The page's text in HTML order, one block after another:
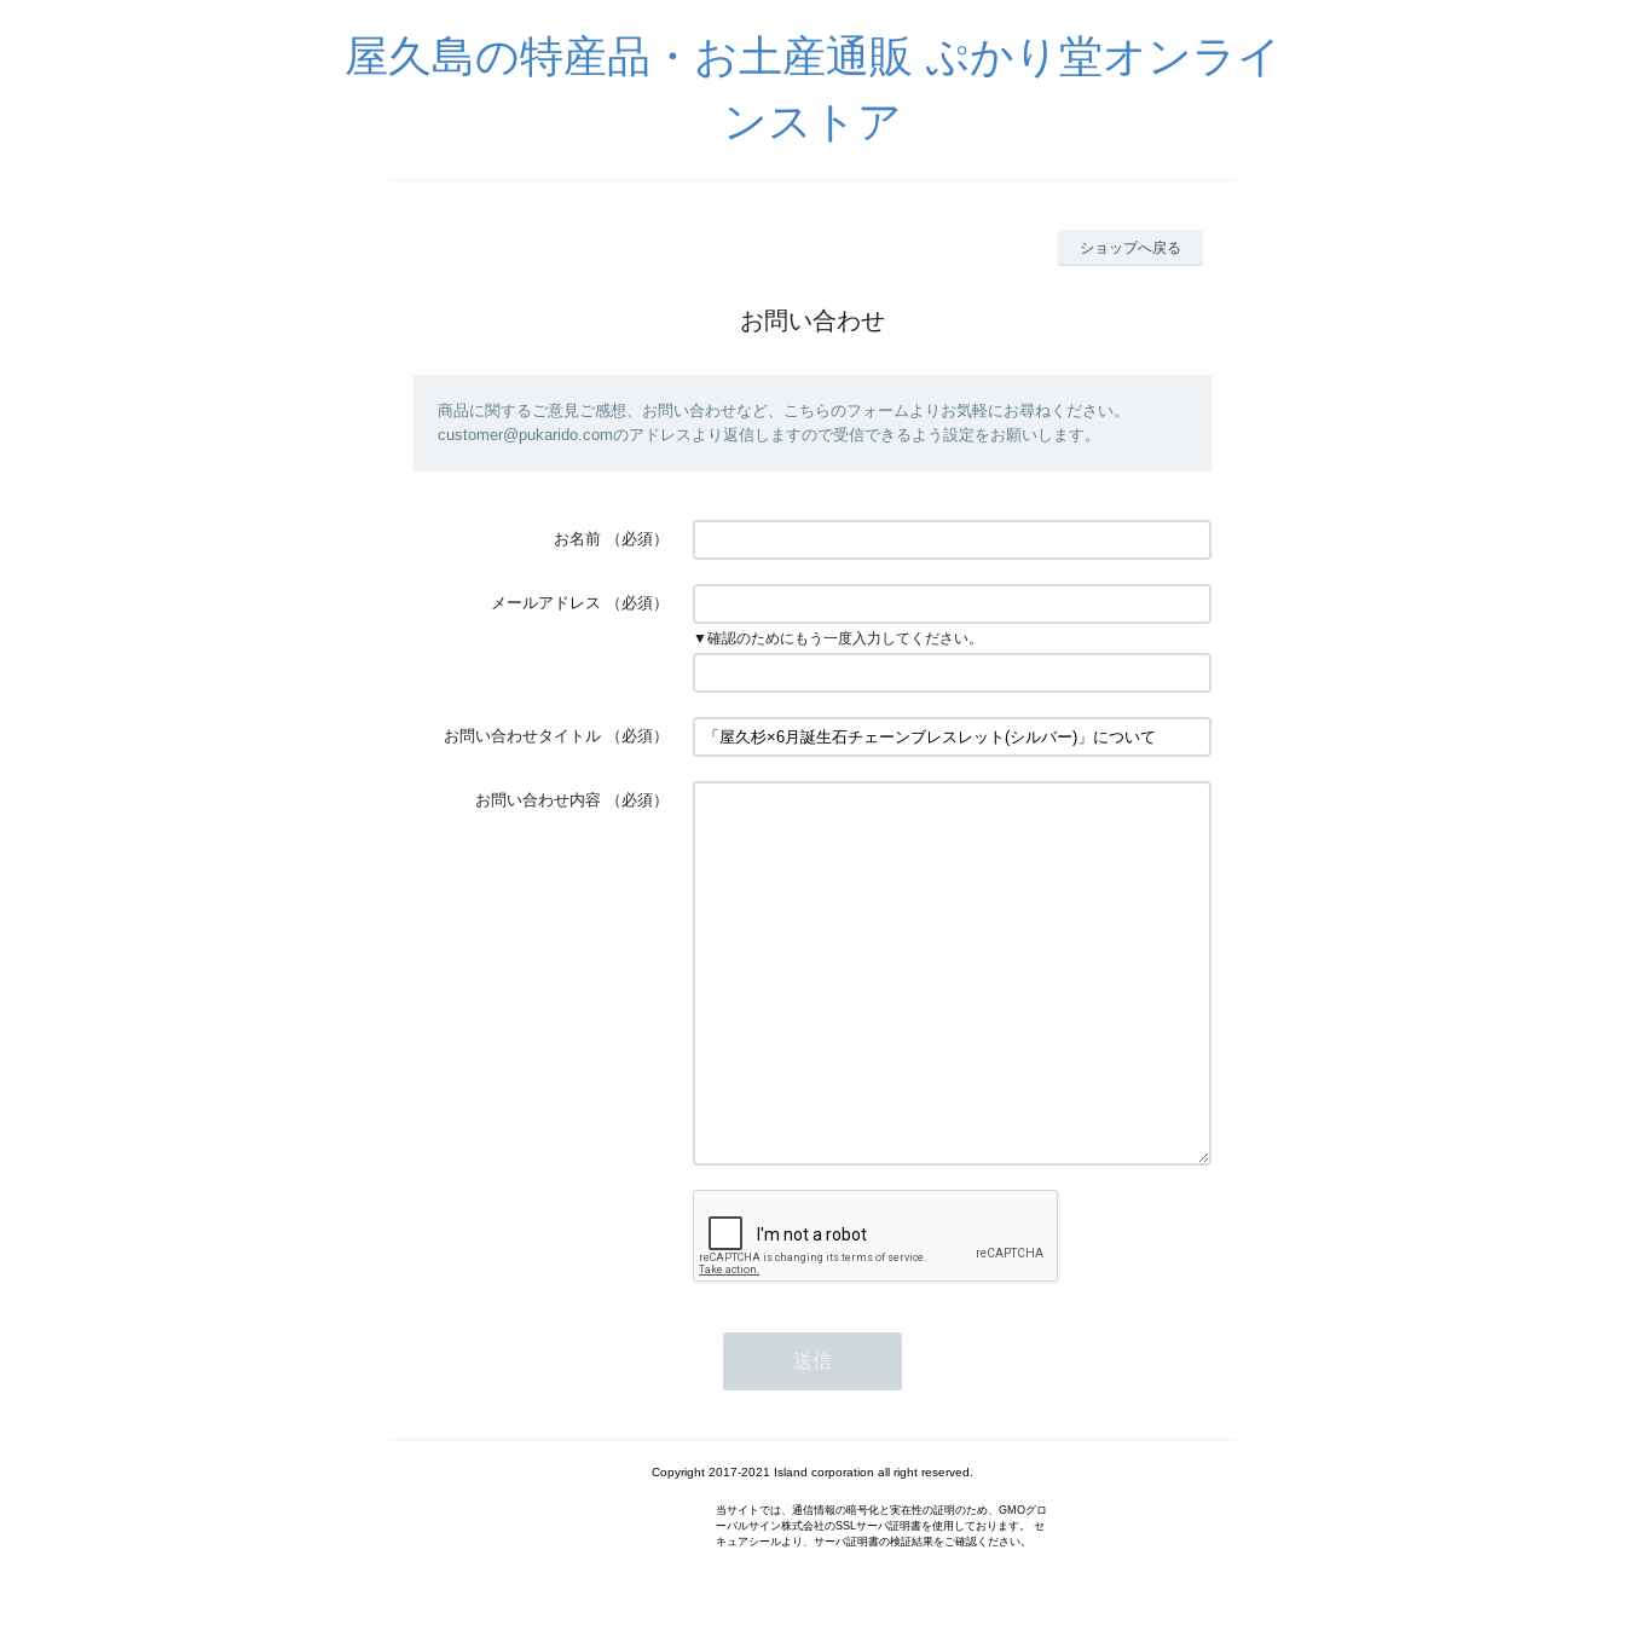
屋久島の特産品・お土産通販 ぷかり堂オンライ
ンストア
ショップへ戻る
お問い合わせ
商品に関するご意見ご感想、お問い合わせなど、こちらのフォームよりお気軽にお尋ねください。
customer@pukarido.comのアドレスより返信しますので受信できるよう設定をお願いします。
お名前 （必須）
メールアドレス （必須）
▼確認のためにもう一度入力してください。
お問い合わせタイトル （必須）
お問い合わせ内容 （必須）
Copyright 2017-2021 Island corporation all right reserved.
当サイトでは、通信情報の暗号化と実在性の証明のため、GMOグロ
ーバルサイン株式会社のSSLサーバ証明書を使用しております。 セ
キュアシールより、サーバ証明書の検証結果をご確認ください。